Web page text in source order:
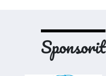
Sponsorit